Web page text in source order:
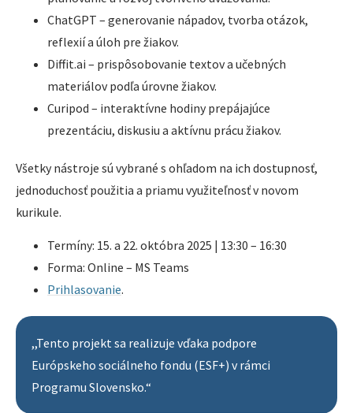
ChatGPT – generovanie nápadov, tvorba otázok,
reflexií a úloh pre žiakov.
Diffit.ai – prispôsobovanie textov a učebných
materiálov podľa úrovne žiakov.
Curipod – interaktívne hodiny prepájajúce
prezentáciu, diskusiu a aktívnu prácu žiakov.
Všetky nástroje sú vybrané s ohľadom na ich dostupnosť,
jednoduchosť použitia a priamu využiteľnosť v novom
kurikule.
Termíny: 15. a 22. októbra 2025 | 13:30 – 16:30
Forma: Online – MS Teams
Prihlasovanie.
,,Tento projekt sa realizuje vďaka podpore
Európskeho sociálneho fondu (ESF+) v rámci
Programu Slovensko.“